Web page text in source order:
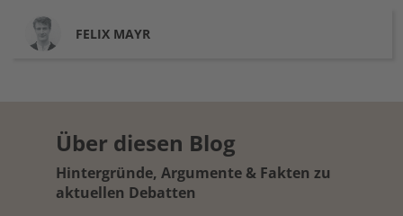
FELIX MAYR
Über diesen Blog
Hintergründe, Argumente & Fakten zu
aktuellen Debatten